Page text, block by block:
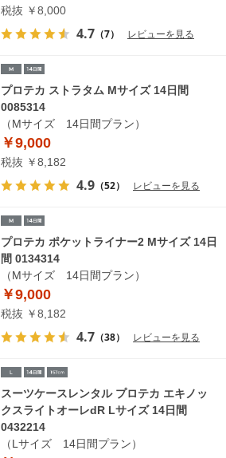
税抜 ￥8,000
4.7 （7） レビューを見る
プロテカ ストラタム Mサイズ 14日間
0085314
（Mサイズ 14日間プラン）
￥9,000
税抜 ￥8,182
4.9 （52） レビューを見る
プロテカ ポケットライナー2 Mサイズ 14日
間 0134314
（Mサイズ 14日間プラン）
￥9,000
税抜 ￥8,182
4.7 （38） レビューを見る
スーツケースレンタル プロテカ エキノッ
クスライトオーレdR Lサイズ 14日間
0432214
（Lサイズ 14日間プラン）